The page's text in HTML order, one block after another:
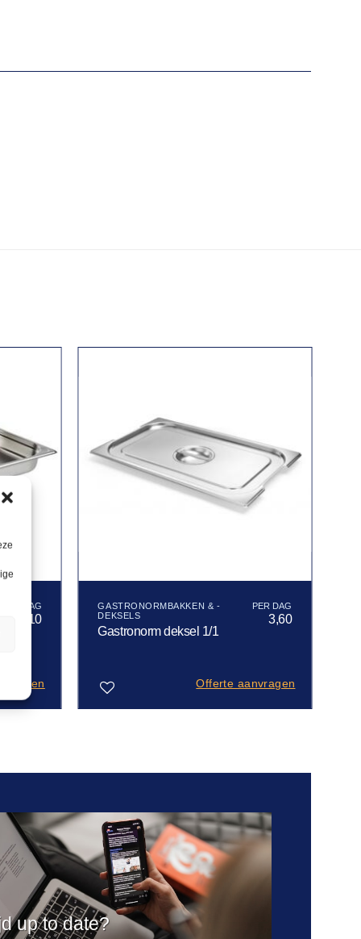
5,10
GASTRONORMBAKKEN & -
DEKSELS
Gastronorm deksel 1/1
3,60
Offerte aanvragen
up to date?